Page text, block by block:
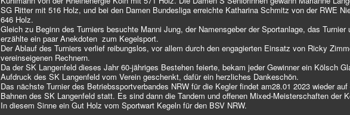
SG Ritter mit 516 Holz, und bei den Damen Bundesliga erreichte Katharina Schmitz von der RWE
646 Holz.
Gleich zu Beginn des Turniers besuchte Manni Jung, der Namensgeber der Sportanlage, das Turnier
erzählte ein paar Anekdoten zum Kegelsport.
Der Ablauf des Turniers verlief reibungslos, vor allem durch den engagierten Einsatz von Ricky
vereinseigenen Rechnern.
Da der SK Langenfeld dieses Jahr 60-jähriges Bestehen feierte, bekam jeder Gewinner ein Kölsch
Aufdruck des SK Langenfeld vom Verein geschenkt, dafür ein herzliches Dankeschön.
Das nächste Turnier des Betriebssportverbandes NRW für die Kegler findet am28.01 2023 wieder auf
Bahnen des SK Langenfeld statt. Es sind dann die Tandem und offenen Mixed-Meisterschaften der
In diesem Sinne ein Gut Holz vom Sportwart Kegeln für den BSV NRW.